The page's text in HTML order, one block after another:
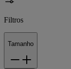
Filtros
Tamanho